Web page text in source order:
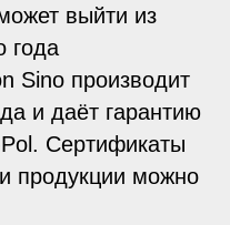
выйти из
года
Sino производит
и даёт гарантию
Сертификаты
продукции можно